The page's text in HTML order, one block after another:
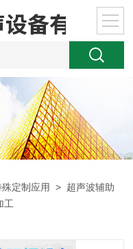
殊定制应用 > 超声波辅助
工